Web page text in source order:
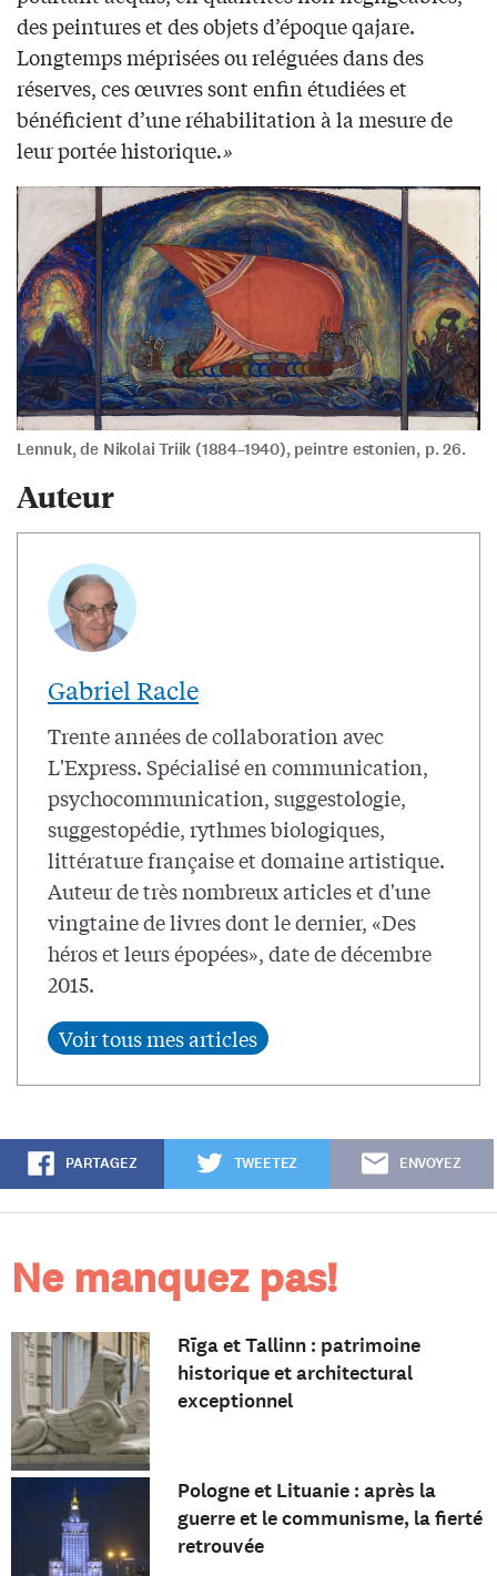
des peintures et des objets d’époque qajare.
Longtemps méprisées ou reléguées dans des
réserves, ces œuvres sont enfin étudiées et
bénéficient d’une réhabilitation à la mesure de
leur portée historique.»
Lennuk, de Nikolai Triik (1884–1940), peintre estonien, p. 26.
Auteur
Gabriel Racle
Trente années de collaboration avec
L'Express. Spécialisé en communication,
psychocommunication, suggestologie,
suggestopédie, rythmes biologiques,
littérature française et domaine artistique.
Auteur de très nombreux articles et d'une
vingtaine de livres dont le dernier, «Des
héros et leurs épopées», date de décembre
2015.
PARTAGEZ TWEETEZ ENVOYEZ
Ne manquez pas!
Rīga et Tallinn : patrimoine
historique et architectural
exceptionnel
Pologne et Lituanie : après la
guerre et le communisme, la fierté
retrouvée